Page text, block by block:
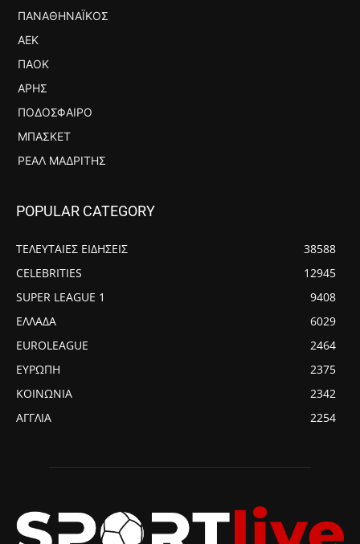
ΠΑΝΑΘΗΝΑΪΚΌΣ
ΑΕΚ
ΠΑΟΚ
ΆΡΗΣ
ΠΟΔΌΣΦΑΙΡΟ
ΜΠΆΣΚΕΤ
ΡΕΆΛ ΜΑΔΡΊΤΗΣ
POPULAR CATEGORY
ΤΕΛΕΥΤΑΙΕΣ ΕΙΔΗΣΕΙΣ
38588
CELEBRITIES
12945
SUPER LEAGUE 1
9408
ΕΛΛΑΔΑ
6029
EUROLEAGUE
2464
ΕΥΡΩΠΗ
2375
ΚΟΙΝΩΝΙΑ
2342
ΑΓΓΛΙΑ
2254